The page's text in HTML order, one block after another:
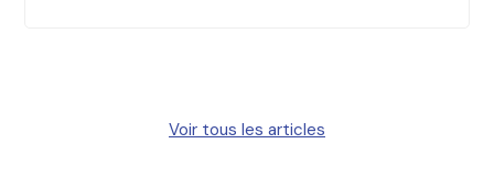
Voir tous les articles